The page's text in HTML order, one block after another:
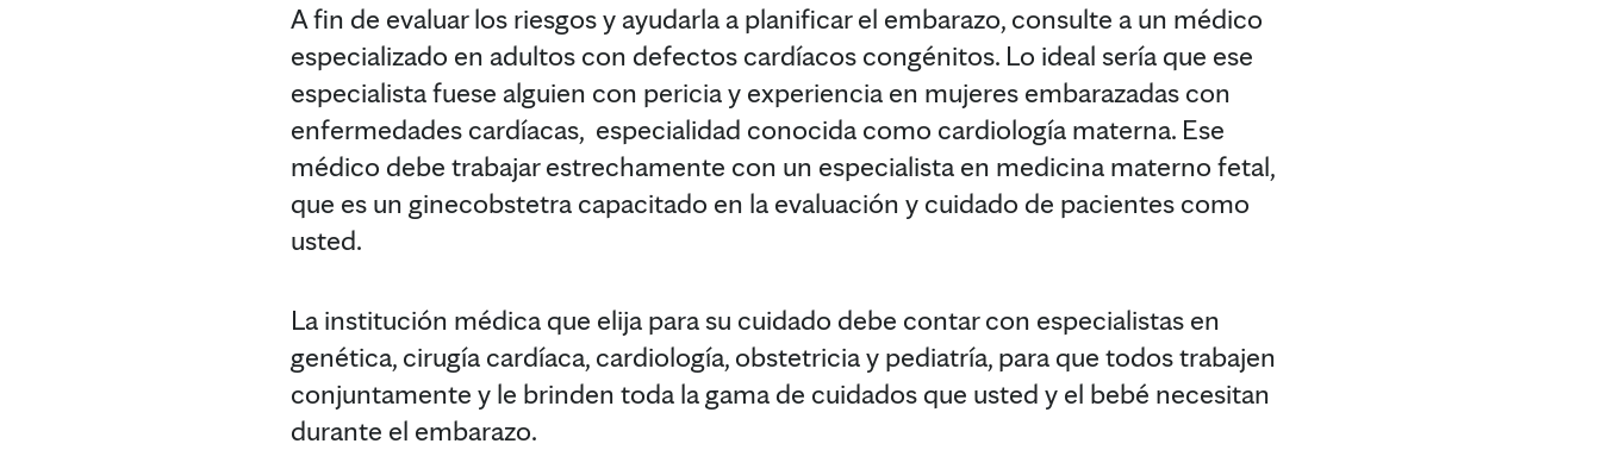
A fin de evaluar los riesgos y ayudarla a planificar el embarazo, consulte a un médico
especializado en adultos con defectos cardíacos congénitos. Lo ideal sería que ese
especialista fuese alguien con pericia y experiencia en mujeres embarazadas con
enfermedades cardíacas, especialidad conocida como cardiología materna. Ese
médico debe trabajar estrechamente con un especialista en medicina materno fetal,
que es un ginecobstetra capacitado en la evaluación y cuidado de pacientes como
usted.
La institución médica que elija para su cuidado debe contar con especialistas en
genética, cirugía cardíaca, cardiología, obstetricia y pediatría, para que todos trabajen
conjuntamente y le brinden toda la gama de cuidados que usted y el bebé necesitan
durante el embarazo.